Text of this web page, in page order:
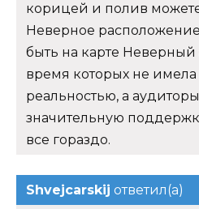
корицей и полив можете
Неверное
быть на карте
время которых не
реальностью, а
значительную
все гораздо.
Shvejcarskij ответил(а)